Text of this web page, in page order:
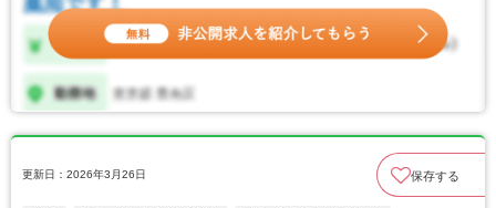
更新日：2026年3月26日 保存する